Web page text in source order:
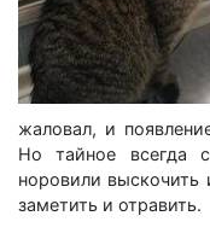
жаловал, и
Но тайное всегда
норовили выскочить
заметить и отравить.